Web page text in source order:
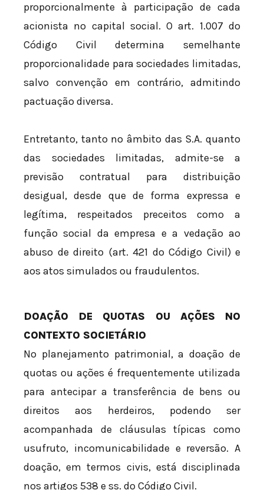
proporcionalmente à participação de cada
acionista no capital social. O art. 1.007 do
Código Civil determina semelhante
proporcionalidade para sociedades limitadas,
salvo convenção em contrário, admitindo
pactuação diversa.
Entretanto, tanto no âmbito das S.A. quanto
das sociedades limitadas, admite-se a
previsão contratual para distribuição
desigual, desde que de forma expressa e
legítima, respeitados preceitos como a
função social da empresa e a vedação ao
abuso de direito (art. 421 do Código Civil) e
aos atos simulados ou fraudulentos.
DOAÇÃO DE QUOTAS OU AÇÕES NO
CONTEXTO SOCIETÁRIO
No planejamento patrimonial, a doação de
quotas ou ações é frequentemente utilizada
para antecipar a transferência de bens ou
direitos aos herdeiros, podendo ser
acompanhada de cláusulas típicas como
usufruto, incomunicabilidade e reversão. A
doação, em termos civis, está disciplinada
nos artigos 538 e ss. do Código Civil.